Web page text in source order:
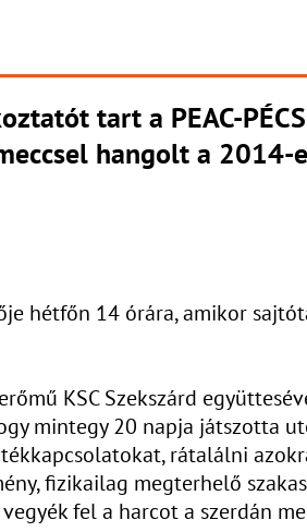
tart a PEAC-
hangolt a 2014-
hétfőn 14 órára, amikor
KSC Szekszárd
mintegy 20 napja játszotta
rátalálni
fizikailag megterhelő
fel a harcot a szerdán